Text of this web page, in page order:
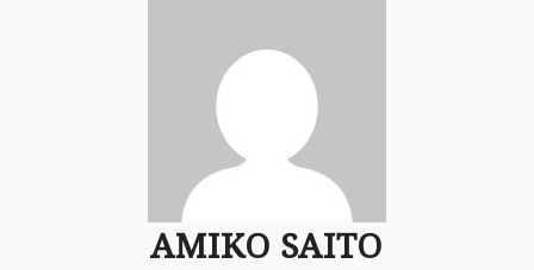
AMIKO SAITO